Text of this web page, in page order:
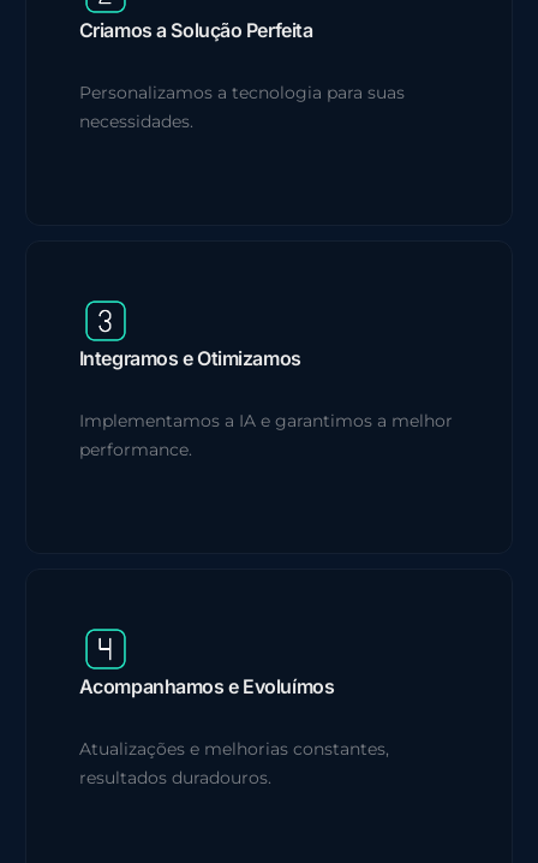
Criamos a Solução Perfeita
Personalizamos a tecnologia para suas
necessidades.
Integramos e Otimizamos
Implementamos a IA e garantimos a melhor
performance.
Acompanhamos e Evoluímos
Atualizações e melhorias constantes,
resultados duradouros.